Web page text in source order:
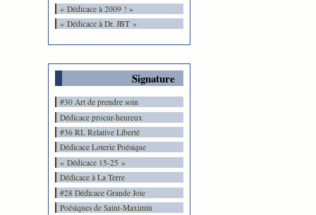
« Dédicace à 2009 ! »
« Dédicace à Dr. JBT »
Signature
#30 Art de prendre soin
Dédicace procur-heureux
#36 RL Relative Liberté
Dédicace Loterie Poésique
« Dédicace 15-25 »
Dédicace à La Terre
#28 Dédicace Grande Joie
Poésiques de Saint-Maximin